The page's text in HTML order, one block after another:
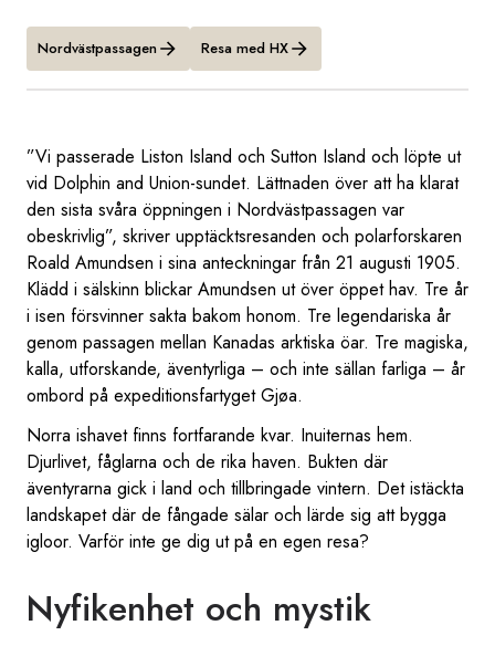
Nordvästpassagen Resa med HX
”Vi passerade Liston Island och Sutton Island och löpte ut
vid Dolphin and Union-sundet. Lättnaden över att ha klarat
den sista svåra öppningen i Nordvästpassagen var
obeskrivlig”, skriver upptäcktsresanden och polarforskaren
Roald Amundsen i sina anteckningar från 21 augusti 1905.
Klädd i sälskinn blickar Amundsen ut över öppet hav. Tre år
i isen försvinner sakta bakom honom. Tre legendariska år
genom passagen mellan Kanadas arktiska öar. Tre magiska,
kalla, utforskande, äventyrliga – och inte sällan farliga – år
ombord på expeditionsfartyget Gjøa.
Norra ishavet finns fortfarande kvar. Inuiternas hem.
Djurlivet, fåglarna och de rika haven. Bukten där
äventyrarna gick i land och tillbringade vintern. Det istäckta
landskapet där de fångade sälar och lärde sig att bygga
igloor. Varför inte ge dig ut på en egen resa?
Nyfikenhet och mystik